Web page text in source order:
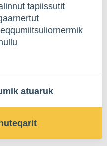
tapiissutit
atuaruk